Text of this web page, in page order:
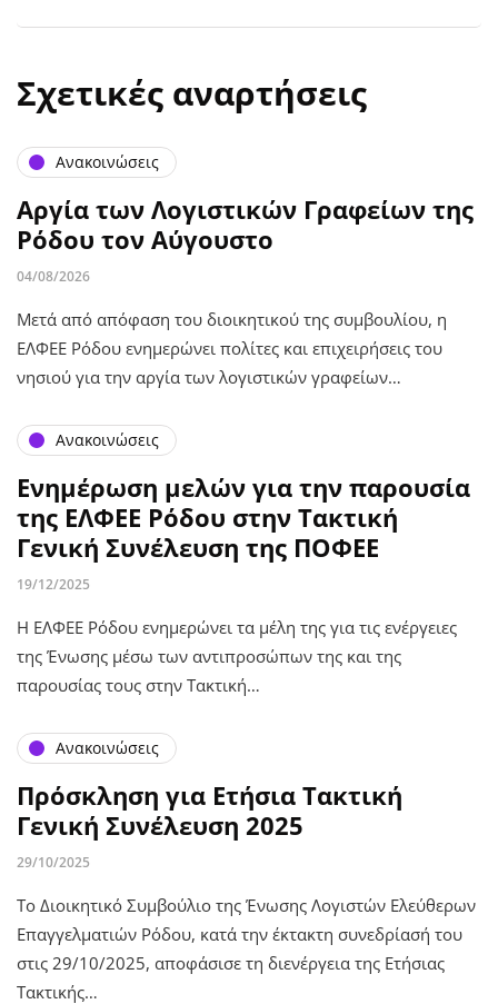
Σχετικές αναρτήσεις
Ανακοινώσεις
Αργία των Λογιστικών Γραφείων της
Ρόδου τον Αύγουστο
04/08/2026
Μετά από απόφαση του διοικητικού της συμβουλίου, η
ΕΛΦΕΕ Ρόδου ενημερώνει πολίτες και επιχειρήσεις του
νησιού για την αργία των λογιστικών γραφείων…
Ανακοινώσεις
Ενημέρωση μελών για την παρουσία
της ΕΛΦΕΕ Ρόδου στην Τακτική
Γενική Συνέλευση της ΠΟΦΕΕ
19/12/2025
Η ΕΛΦΕΕ Ρόδου ενημερώνει τα μέλη της για τις ενέργειες
της Ένωσης μέσω των αντιπροσώπων της και της
παρουσίας τους στην Τακτική…
Ανακοινώσεις
Πρόσκληση για Ετήσια Τακτική
Γενική Συνέλευση 2025
29/10/2025
Το Διοικητικό Συμβούλιο της Ένωσης Λογιστών Ελεύθερων
Επαγγελματιών Ρόδου, κατά την έκτακτη συνεδρίασή του
στις 29/10/2025, αποφάσισε τη διενέργεια της Ετήσιας
Τακτικής…